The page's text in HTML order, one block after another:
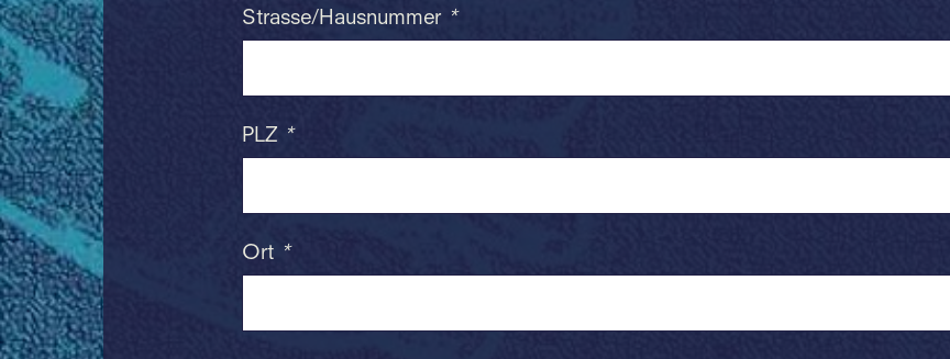
Strasse/Hausnummer *
PLZ *
Ort *